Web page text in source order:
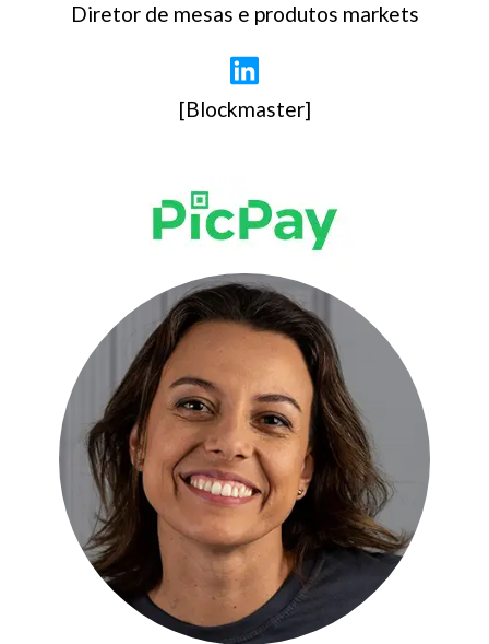
Diretor de mesas e produtos markets
[Blockmaster]